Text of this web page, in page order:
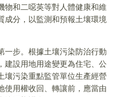
物和二噁英等對人體健康和維
成分，以監測和預報土壤環境
一步。根據土壤污染防治行動
建設用地用途變更為住宅、公
壤污染重點監管單位生產經營
使用權收回、轉讓前，應當由